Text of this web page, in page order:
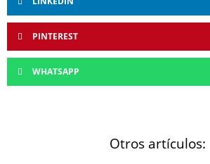
PINTEREST
WHATSAPP
Otros artículos: